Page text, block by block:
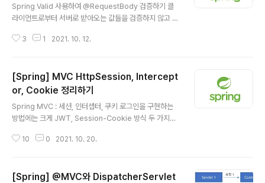
Spring Valid 사용하여 @RequestBody 검증하기 클
라이언트로부터 서버로 받아오는 값들을 검증하지 않고 로
데요. 그래서 이번 글에서는 Spring 에서 @Valid를 사용
는 Spring Boot gradle 기반으로 만들어서 해보겠습니
다. implementation 'org.springframework.boot:s
pring-boot-starter-validation' 먼저 @Valid를 사용
하기 위해서 build.gradle에 위의 의존성을 추가하겠습니
다. Valid 적용하기 @RequestMapping("/api/v1/te..
3 1 2021. 10. 12.
[Spring] MVC HttpSession, Intercept
or, Cookie 정리하기
Spring MVC : 세션, 인터셉터, 쿠키 로그인을 구현하는
방법에는 크게 JWT, Session-Cookie 방식 두 가지가
용해서 로그인을 구현해왔는데요. 그래서 Session-Coo
T는 직접 개발하면서 느낀 결과 여러가지 장점이 있지만,
10 0 2021. 10. 20.
[Spring] @MVC와 DispatcherServlet